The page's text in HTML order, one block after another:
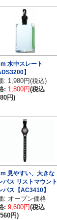
水中スレート
】
: 1,980円(税込)
: 1,800円(税込
円)
見やすい、大きな
パス リストマウント
パス【AC3410】
: オープン価格
: 9,600円(税込
円)